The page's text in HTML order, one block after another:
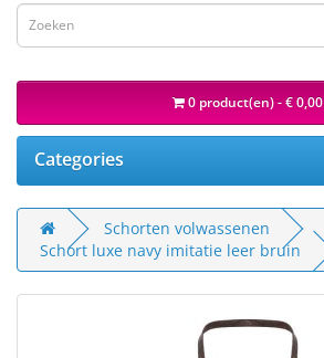
0 product(en) - € 0,00
Categories
Schorten volwassenen
Schort luxe navy imitatie leer bruin